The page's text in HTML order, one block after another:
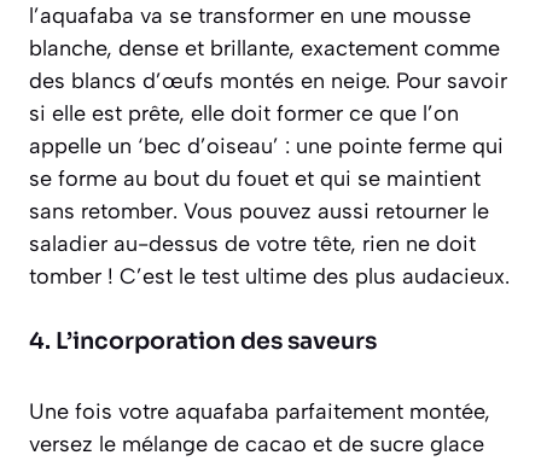
l’aquafaba va se transformer en une mousse
blanche, dense et brillante, exactement comme
des blancs d’œufs montés en neige. Pour savoir
si elle est prête, elle doit former ce que l’on
appelle un ‘bec d’oiseau’ : une pointe ferme qui
se forme au bout du fouet et qui se maintient
sans retomber. Vous pouvez aussi retourner le
saladier au-dessus de votre tête, rien ne doit
tomber ! C’est le test ultime des plus audacieux.
4. L’incorporation des saveurs
Une fois votre aquafaba parfaitement montée,
versez le mélange de cacao et de sucre glace